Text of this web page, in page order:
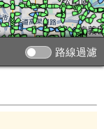
路線過濾